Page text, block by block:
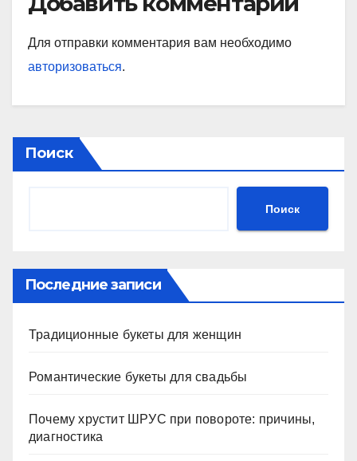
Для отправки комментария вам необходимо
авторизоваться.
Поиск
Поиск
Последние записи
Традиционные букеты для женщин
Романтические букеты для свадьбы
Почему хрустит ШРУС при повороте: причины,
диагностика